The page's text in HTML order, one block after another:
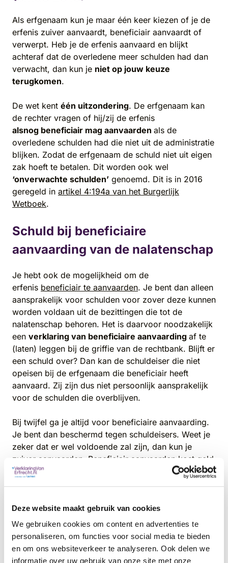
Deze website maakt gebruik van cookies
We gebruiken cookies om content en advertenties te
personaliseren, om functies voor social media te bieden
en om ons websiteverkeer te analyseren. Ook delen we
informatie over uw gebruik van onze site met onze
Als erfgenaam kun je maar één keer kiezen of je de
erfenis zuiver aanvaardt, beneficiair aanvaardt of
verwerpt. Heb je de erfenis aanvaard en blijkt
achteraf dat de overledene meer schulden had dan
verwacht, dan kun je niet op jouw keuze
terugkomen.
De wet kent één uitzondering. De erfgenaam kan
de rechter vragen of hij/zij de erfenis
alsnog beneficiair mag aanvaarden als de
overledene schulden had die niet uit de administratie
blijken. Zodat de erfgenaam de schuld niet uit eigen
zak hoeft te betalen. Dit worden ook wel
‘onverwachte schulden’ genoemd. Dit is in 2016
geregeld in artikel 4:194a van het Burgerlijk
Wetboek.
Schuld bij beneficiaire
aanvaarding van de nalatenschap
Je hebt ook de mogelijkheid om de
erfenis beneficiair te aanvaarden. Je bent dan alleen
aansprakelijk voor schulden voor zover deze kunnen
worden voldaan uit de bezittingen die tot de
nalatenschap behoren. Het is daarvoor noodzakelijk
een verklaring van beneficiaire aanvaarding af te
(laten) leggen bij de griffie van de rechtbank. Blijft er
een schuld over? Dan kan de schuldeiser die niet
opeisen bij de erfgenaam die beneficiair heeft
aanvaard. Zij zijn dus niet persoonlijk aansprakelijk
voor de schulden die overblijven.
Bij twijfel ga je altijd voor beneficiaire aanvaarding.
Je bent dan beschermd tegen schuldeisers. Weet je
zeker dat er wel voldoende zal zijn, dan kun je
zuiver aanvaarden. Beneficiair aanvaarden kost geld
(griffierecht) en vergt meer werk in de vorm van een
Schuld bij verwerping van de
nalatenschap
nalatenschap hebt verworpen